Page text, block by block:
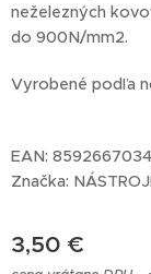
neželezných
do 900N/mm2.
Vyrobené podľa
EAN:
Značka:
3,50 €